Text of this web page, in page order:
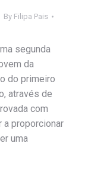
By Filipa Pais
segunda
da
do primeiro
através de
com
a proporcionar
uma